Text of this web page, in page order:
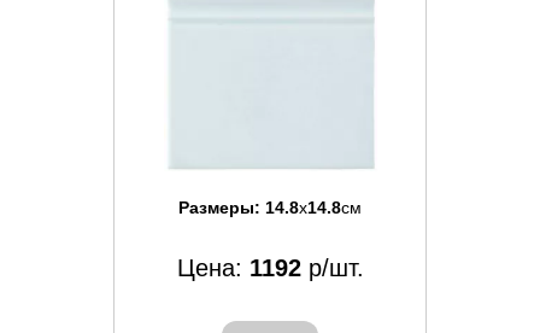
Размеры: 14.8x14.8см
Цена: 1192р/шт.